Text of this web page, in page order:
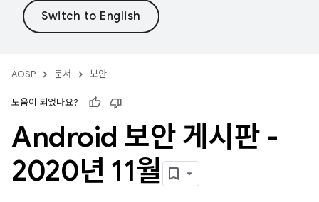
AOSP 문서 보안
도움이 되었나요?
Android 보안 게시판 -
2020년 11월